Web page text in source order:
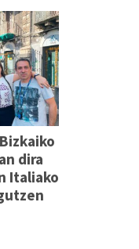
dira
Italiako